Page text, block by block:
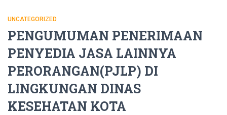
UNCATEGORIZED
PENGUMUMAN PENERIMAAN
PENYEDIA JASA LAINNYA
PERORANGAN(PJLP) DI
LINGKUNGAN DINAS
KESEHATAN KOTA